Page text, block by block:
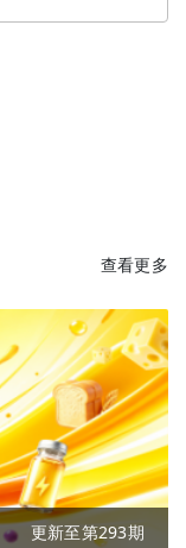
查看更多
更新至第293期